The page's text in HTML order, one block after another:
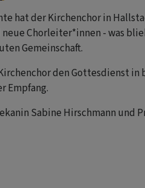
hat der Kirchenchor in
Chorleiter*innen - was
Gemeinschaft.
den Gottesdienst in
Empfang.
Sabine Hirschmann und